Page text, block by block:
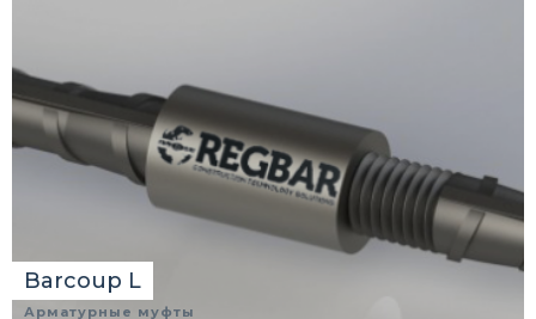
Barcoup L
Арматурные муфты